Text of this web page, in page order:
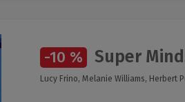
-10 % Super
Lucy Frino, Melanie Williams, Herbert